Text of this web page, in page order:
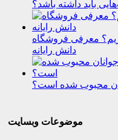
باید داشته باشد؟
معرفی فروشگاه
دانش رایانه
محبوب شده است؟
موضوعات وبسایت